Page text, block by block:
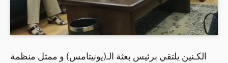
الكـنين يلتقي برئيس بعثة الـ(يونيتامس) و ممثل منظمة